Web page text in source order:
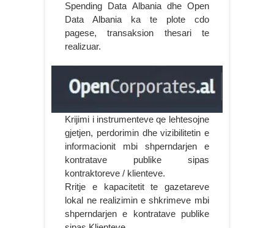
Spending Data Albania dhe Open
Data Albania ka te plote cdo
pagese, transaksion thesari te
realizuar.
Krijimi i instrumenteve qe lehtesojne
gjetjen, perdorimin dhe vizibilitetin e
informacionit mbi shperndarjen e
kontratave publike sipas
kontraktoreve / klienteve.
Rritje e kapacitetit te gazetareve
lokal ne realizimin e shkrimeve mbi
shperndarjen e kontratave publike